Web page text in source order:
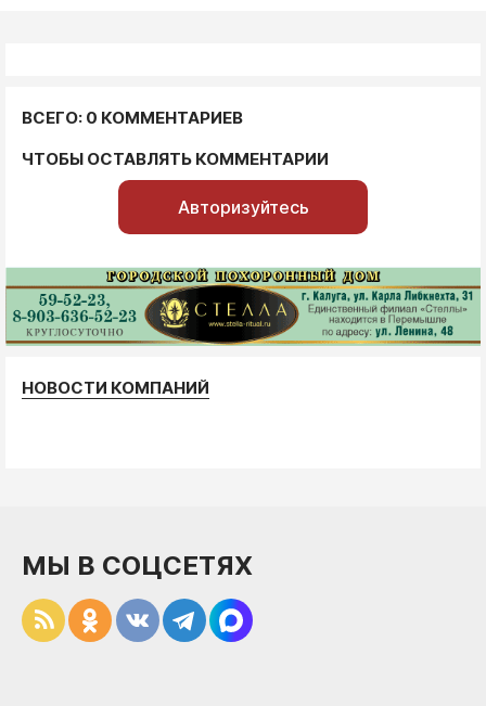
ВСЕГО: 0 КОММЕНТАРИЕВ
ЧТОБЫ ОСТАВЛЯТЬ КОММЕНТАРИИ
Авторизуйтесь
НОВОСТИ КОМПАНИЙ
МЫ В СОЦСЕТЯХ